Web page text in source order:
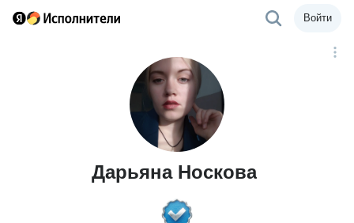
Войти
Дарьяна Носкова